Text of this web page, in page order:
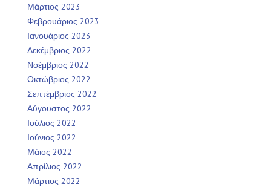
Μάρτιος 2023
Φεβρουάριος 2023
Ιανουάριος 2023
Δεκέμβριος 2022
Νοέμβριος 2022
Οκτώβριος 2022
Σεπτέμβριος 2022
Αύγουστος 2022
Ιούλιος 2022
Ιούνιος 2022
Μάιος 2022
Απρίλιος 2022
Μάρτιος 2022